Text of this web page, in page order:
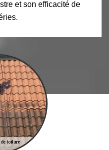
et son efficacité de